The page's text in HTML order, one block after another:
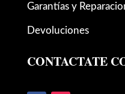
Garantías y
Devoluciones
CONTACTATE